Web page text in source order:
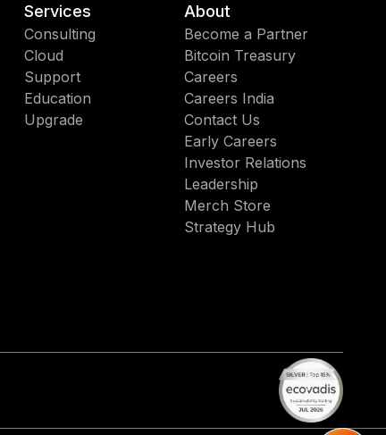
Services
Consulting
Cloud
Support
Education
Upgrade
About
Become a Partner
Bitcoin Treasury
Careers
Careers India
Contact Us
Early Careers
Investor Relations
Leadership
Merch Store
Strategy Hub